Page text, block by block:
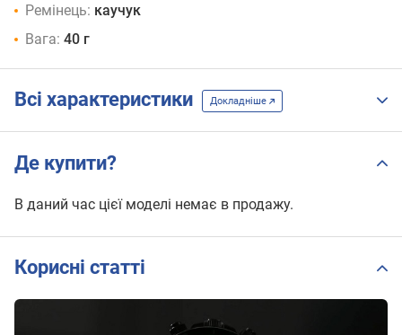
Ремінець: каучук
Вага: 40 г
Всі характеристики Докладніше
Де купити?
В даний час цієї моделі немає в продажу.
Корисні статті